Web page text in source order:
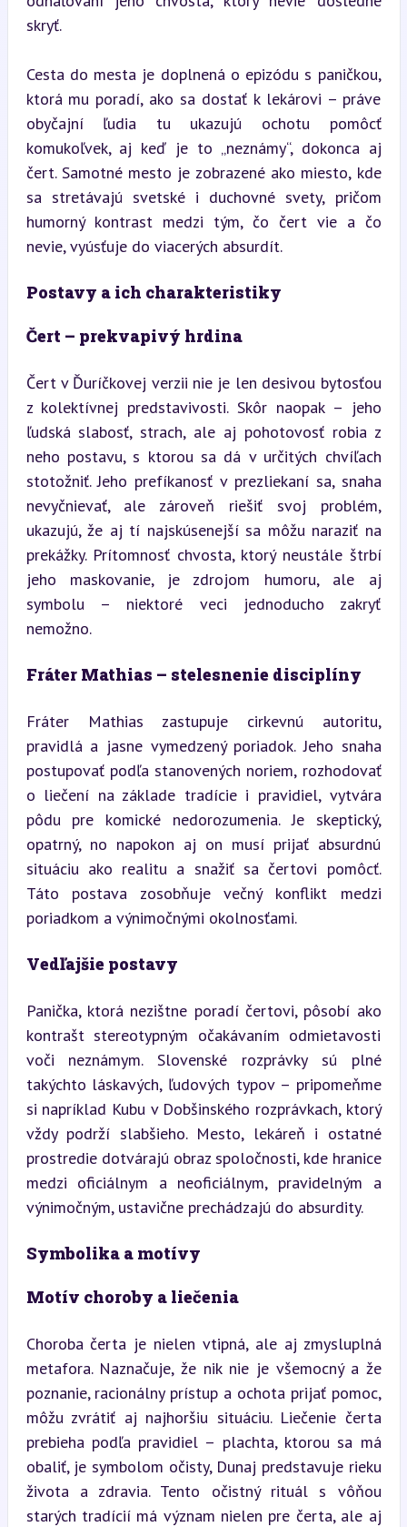
skryť.
Cesta do mesta je doplnená o epizódu s paničkou,
ktorá mu poradí, ako sa dostať k lekárovi – práve
obyčajní ľudia tu ukazujú ochotu pomôcť
komukoľvek, aj keď je to „neznámy“, dokonca aj
čert. Samotné mesto je zobrazené ako miesto, kde
sa stretávajú svetské i duchovné svety, pričom
humorný kontrast medzi tým, čo čert vie a čo
nevie, vyúsťuje do viacerých absurdít.
Postavy a ich charakteristiky
Čert – prekvapivý hrdina
Čert v Ďuríčkovej verzii nie je len desivou bytosťou
z kolektívnej predstavivosti. Skôr naopak – jeho
ľudská slabosť, strach, ale aj pohotovosť robia z
neho postavu, s ktorou sa dá v určitých chvíľach
stotožniť. Jeho prefíkanosť v prezliekaní sa, snaha
nevyčnievať, ale zároveň riešiť svoj problém,
ukazujú, že aj tí najskúsenejší sa môžu naraziť na
prekážky. Prítomnosť chvosta, ktorý neustále štrbí
jeho maskovanie, je zdrojom humoru, ale aj
symbolu – niektoré veci jednoducho zakryť
nemožno.
Fráter Mathias – stelesnenie disciplíny
Fráter Mathias zastupuje cirkevnú autoritu,
pravidlá a jasne vymedzený poriadok. Jeho snaha
postupovať podľa stanovených noriem, rozhodovať
o liečení na základe tradície i pravidiel, vytvára
pôdu pre komické nedorozumenia. Je skeptický,
opatrný, no napokon aj on musí prijať absurdnú
situáciu ako realitu a snažiť sa čertovi pomôcť.
Táto postava zosobňuje večný konflikt medzi
poriadkom a výnimočnými okolnosťami.
Vedľajšie postavy
Panička, ktorá nezištne poradí čertovi, pôsobí ako
kontrašt stereotypným očakávaním odmietavosti
voči neznámym. Slovenské rozprávky sú plné
takýchto láskavých, ľudových typov – pripomeňme
si napríklad Kubu v Dobšinského rozprávkach, ktorý
vždy podrží slabšieho. Mesto, lekáreň i ostatné
prostredie dotvárajú obraz spoločnosti, kde hranice
medzi oficiálnym a neoficiálnym, pravidelným a
výnimočným, ustavične prechádzajú do absurdity.
Symbolika a motívy
Motív choroby a liečenia
Choroba čerta je nielen vtipná, ale aj zmysluplná
metafora. Naznačuje, že nik nie je všemocný a že
poznanie, racionálny prístup a ochota prijať pomoc,
môžu zvrátiť aj najhoršiu situáciu. Liečenie čerta
prebieha podľa pravidiel – plachta, ktorou sa má
obaliť, je symbolom očisty, Dunaj predstavuje rieku
života a zdravia. Tento očistný rituál s vôňou
starých tradícií má význam nielen pre čerta, ale aj